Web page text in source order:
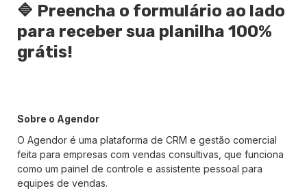
🔷 Preencha o formulário ao lado
para receber sua planilha 100%
grátis!
Sobre o Agendor
O Agendor é uma plataforma de CRM e gestão comercial
feita para empresas com vendas consultivas, que funciona
como um painel de controle e assistente pessoal para
equipes de vendas.